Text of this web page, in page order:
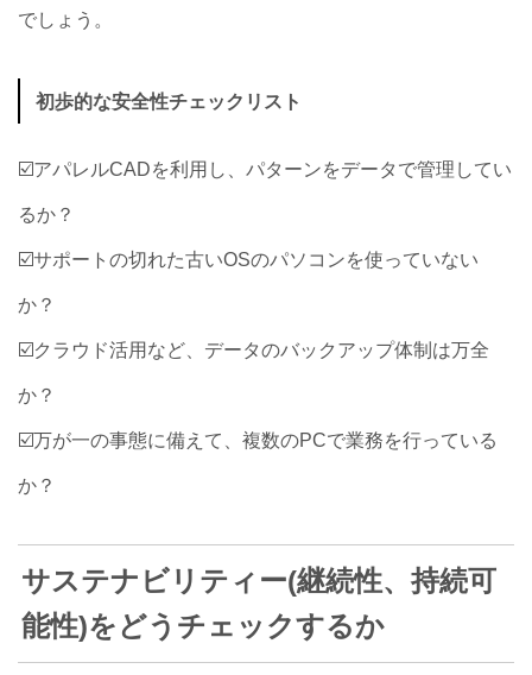
でしょう。
初歩的な安全性チェックリスト
☑️アパレルCADを利用し、パターンをデータで管理してい
るか？
☑️サポートの切れた古いOSのパソコンを使っていない
か？
☑️クラウド活用など、データのバックアップ体制は万全
か？
☑️万が一の事態に備えて、複数のPCで業務を行っている
か？
サステナビリティー(継続性、持続可
能性)をどうチェックするか